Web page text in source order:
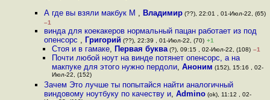
А где вы взяли макбук М , Владимир(??), 22:01 , 01-Июл-22, (65)
–1
винда для коекакеров нормальный пацан работает из под
опенсорс , Григорий (??), 22:39 , 01-Июл-22, (70) +1
Стоя и в гамаке, Первая буква(?), 09:15 , 02-Июл-22, (108) –1
Почти любой ноут на винде потянет опенсорс, а на
макпуке для этого нужно пердоли, Аноним (152), 15:16 , 02-
Июл-22, (152)
Зачем Это лучше ты попытайся найти аналогичный
виндовому ноутбуку по качеству и, Admino(ok), 11:12 , 02-